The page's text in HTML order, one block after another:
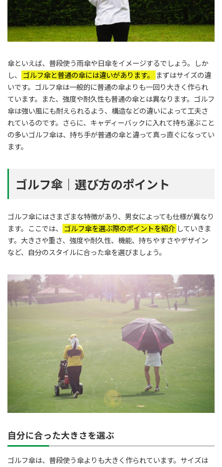
傘といえば、普段使う雨傘や日傘をイメージするでしょう。しか
し、
ゴルフ傘と普通の傘には違いがあります。
まずはサイズの違
いです。ゴルフ傘は一般的に普通の傘よりも一回り大きく作られ
ています。また、強度や耐久性も普通の傘とは異なります。ゴルフ
傘は強い風にも耐えられるよう、構造などの違いによって工夫さ
れているのです。さらに、キャディーバックに入れて持ち運ぶこと
の多いゴルフ傘は、持ち手が普通の傘と違って真っ直ぐになってい
ます。
ゴルフ傘｜選び方のポイント
ゴルフ傘にはさまざまな特徴があり、男女によっても仕様が異なり
ます。ここでは、
ゴルフ傘を選ぶ際のポイントを紹介 していきま
す。大きさや重さ、強度や耐久性、機能、持ちやすさやデザイン
など、自分のスタイルに合った傘を選びましょう。
自分に合った大きさを選ぶ
ゴルフ傘は、普段使う傘よりも大きく作られています。サイズは